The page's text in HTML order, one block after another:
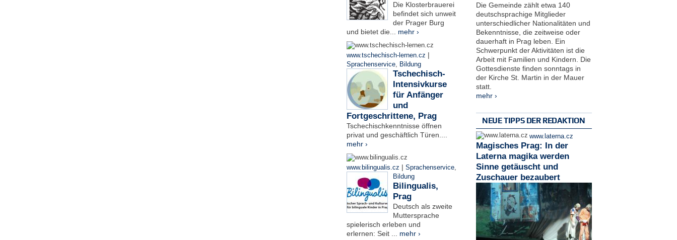
Die Klosterbrauerei
befindet sich unweit
der Prager Burg
und bietet die... mehr ›
www.tschechisch-lernen.cz |
Sprachenservice, Bildung
Tschechisch-
Intensivkurse
für Anfänger
und
Fortgeschrittene, Prag
Tschechischkenntnisse öffnen
privat und geschäftlich Türen....
mehr ›
www.bilingualis.cz | Sprachenservice,
Bildung
Bilingualis,
Prag
Deutsch als zweite
Muttersprache
spielerisch erleben und
erlernen: Seit ... mehr ›
Die Gemeinde zählt etwa 140
deutschsprachige Mitglieder
unterschiedlicher Nationalitäten und
Bekenntnisse, die zeitweise oder
dauerhaft in Prag leben. Ein
Schwerpunkt der Aktivitäten ist die
Arbeit mit Familien und Kindern. Die
Gottesdienste finden sonntags in
der Kirche St. Martin in der Mauer
statt.
mehr ›
NEUE TIPPS DER REDAKTION
www.laterna.cz
Magisches Prag: In der
Laterna magika werden
Sinne getäuscht und
Zuschauer bezaubert